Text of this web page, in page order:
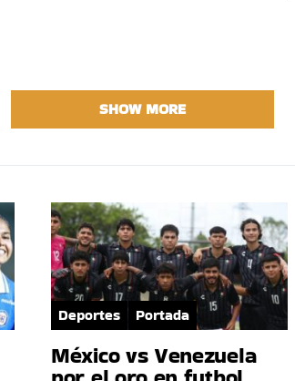
SHOW MORE
Deportes Portada
México vs Venezuela